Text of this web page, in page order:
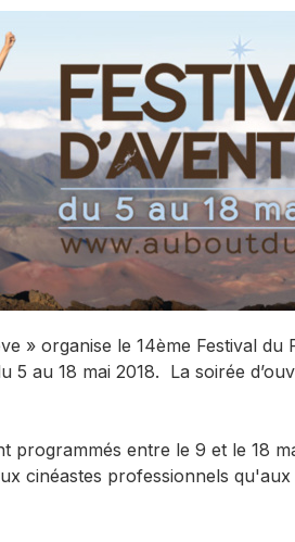
» organise le 14ème Festival du
5 au 18 mai 2018. La soirée
programmés entre le 9 et le 18
cinéastes professionnels qu'aux